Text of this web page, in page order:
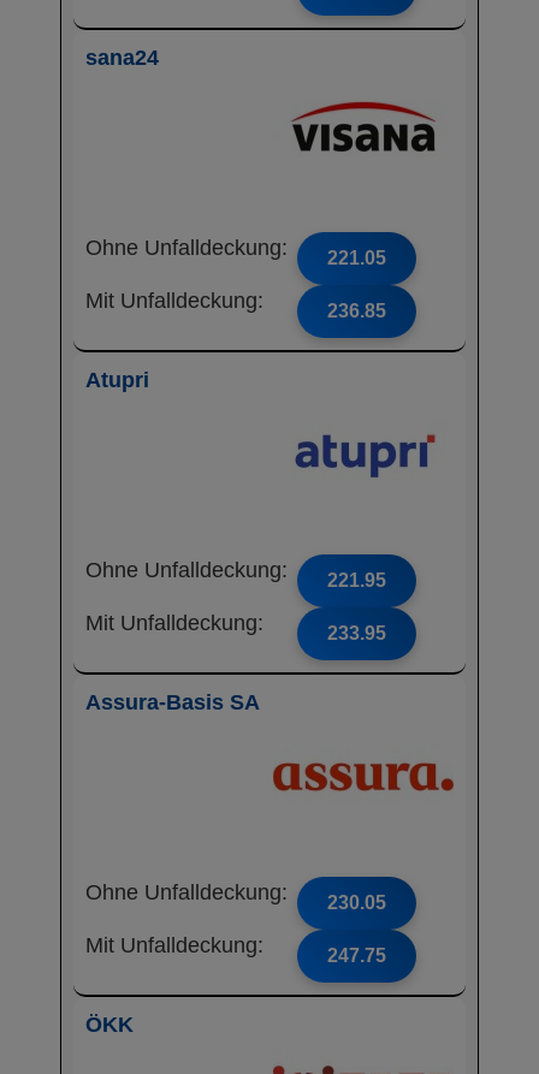
sana24
Ohne Unfalldeckung: 221.05
Mit Unfalldeckung: 236.85
Atupri
Ohne Unfalldeckung: 221.95
Mit Unfalldeckung: 233.95
Assura-Basis SA
Ohne Unfalldeckung: 230.05
Mit Unfalldeckung: 247.75
ÖKK